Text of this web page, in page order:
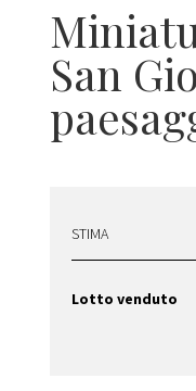
San
STIMA
Lotto venduto